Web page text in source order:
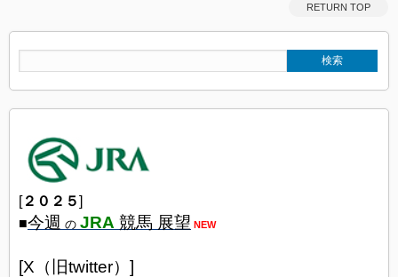
RETURN TOP
[２０２５]
■今週 の JRA 競馬 展望 NEW
[X（旧twitter）]